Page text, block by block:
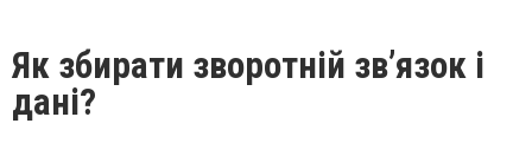
Як збирати зворотній зв’язок і
дані?